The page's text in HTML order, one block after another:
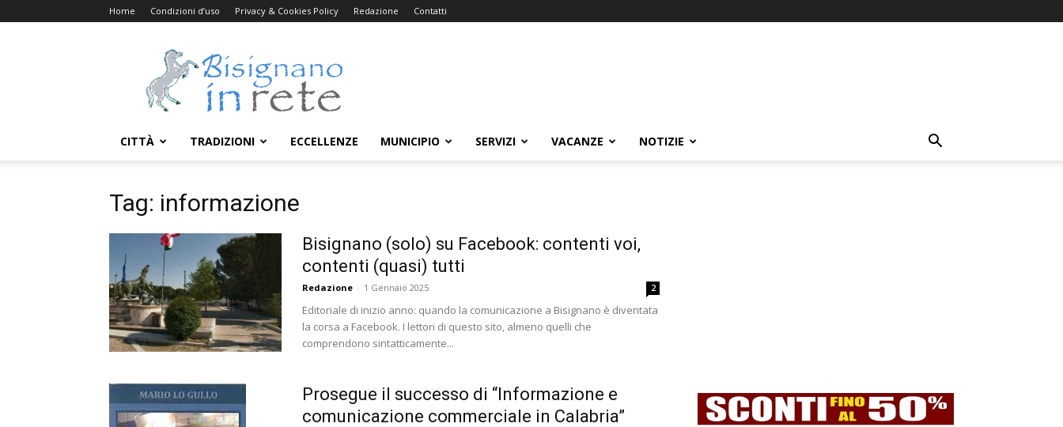
Home Condizioni d’uso Privacy & Cookies Policy Redazione Contatti
Bisignanoinrete.com
CITTÀ TRADIZIONI ECCELLENZE MUNICIPIO SERVIZI VACANZE NOTIZIE
Tag: informazione
Bisignano (solo) su Facebook: contenti voi,
contenti (quasi) tutti
Redazione - 1 Gennaio 2025 2
Editoriale di inizio anno: quando la comunicazione a Bisignano è diventata
la corsa a Facebook. I lettori di questo sito, almeno quelli che
comprendono sintatticamente...
Prosegue il successo di “Informazione e
comunicazione commerciale in Calabria”